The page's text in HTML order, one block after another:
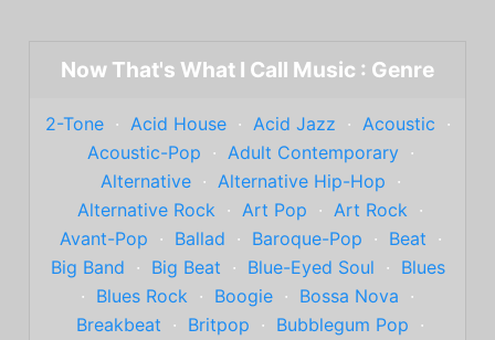
Now That's What I Call Music : Genre
2-Tone· Acid House· Acid Jazz · Acoustic ·
Acoustic-Pop · Adult Contemporary·
Alternative· Alternative Hip-Hop ·
Alternative Rock · Art Pop · Art Rock ·
Avant-Pop · Ballad · Baroque-Pop · Beat ·
Big Band · Big Beat · Blue-Eyed Soul · Blues
· Blues Rock · Boogie · Bossa Nova ·
Breakbeat · Britpop · Bubblegum Pop ·